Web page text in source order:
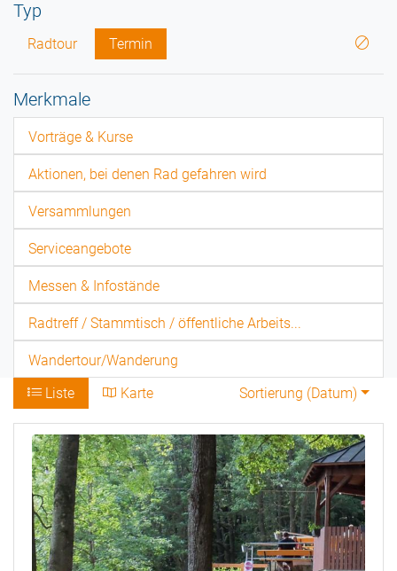
Typ
Radtour Termin
Merkmale
Vorträge & Kurse
Aktionen, bei denen Rad gefahren wird
Versammlungen
Serviceangebote
Messen & Infostände
Radtreff / Stammtisch / öffentliche Arbeits...
Wandertour/Wanderung
Liste
Karte Sortierung (Datum)